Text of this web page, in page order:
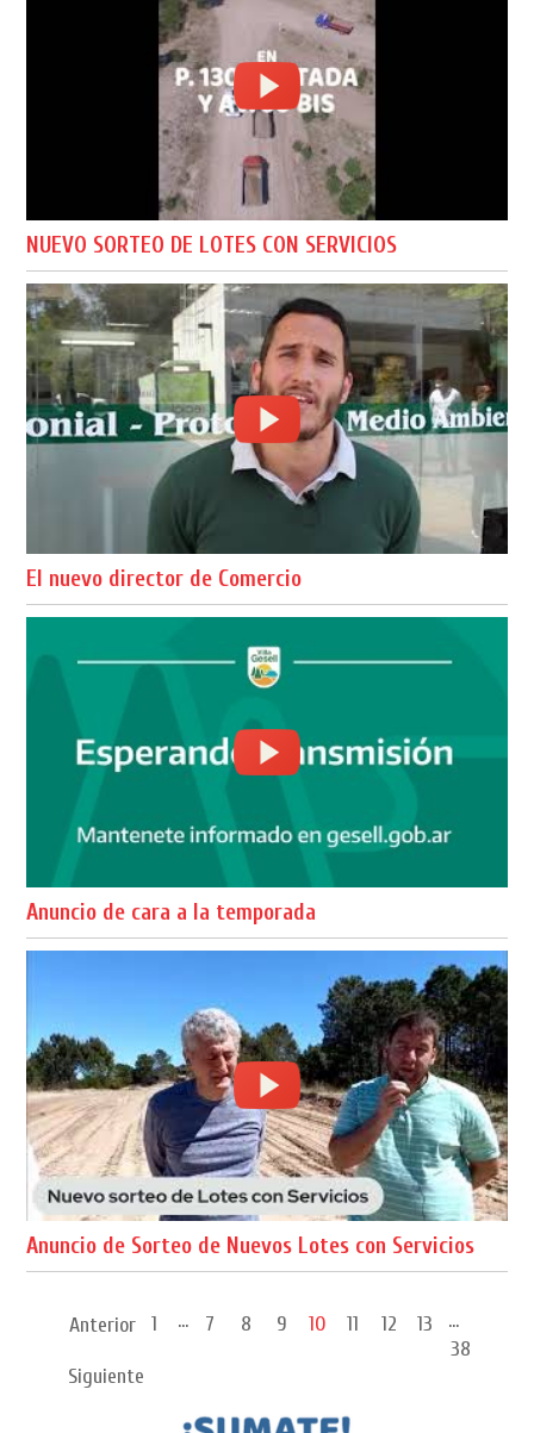
NUEVO SORTEO DE LOTES CON SERVICIOS
El nuevo director de Comercio
Anuncio de cara a la temporada
Anuncio de Sorteo de Nuevos Lotes con Servicios
Anterior 1 ... 7 8 9 10 11 12 13
...
38
Siguiente